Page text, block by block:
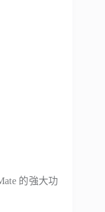
的強大功